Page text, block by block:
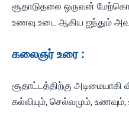
சூதாடுதலை ஒருவன்
உணவு உடை ஆகிய ஐந்தும்
கலைஞர் உரை :
சூதாட்டத்திற்கு அடிமையாகி
கல்வியும், செல்வமும்,